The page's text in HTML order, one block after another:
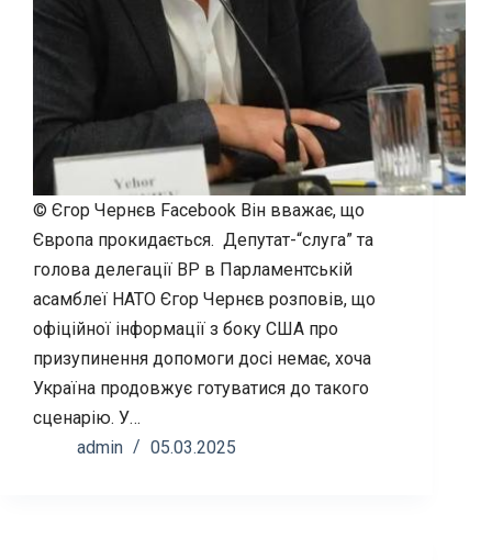
© Єгор Чернєв Facebook Він вважає, що
Європа прокидається. Депутат-“слуга” та
голова делегації ВР в Парламентській
асамблеї НАТО Єгор Чернєв розповів, що
офіційної інформації з боку США про
призупинення допомоги досі немає, хоча
Україна продовжує готуватися до такого
сценарію. У…
admin
05.03.2025